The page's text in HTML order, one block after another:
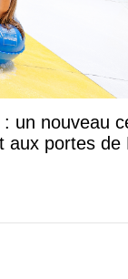
un nouveau
aux portes de